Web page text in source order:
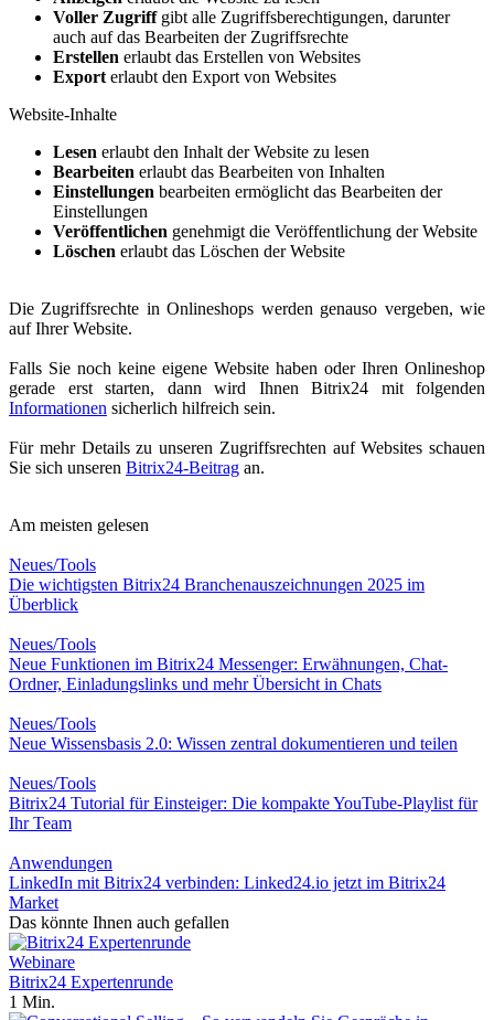
Voller Zugriffgibt alle Zugriffsberechtigungen, darunter
auch auf das Bearbeiten der Zugriffsrechte
Erstellen erlaubt das Erstellen von Websites
Exporterlaubt den Export von Websites
Website-Inhalte
Lesen erlaubt den Inhalt der Website zu lesen
Bearbeiten erlaubt das Bearbeiten von Inhalten
Einstellungen bearbeiten ermöglicht das Bearbeiten der
Einstellungen
Veröffentlichen genehmigt die Veröffentlichung der Website
Löschen erlaubt das Löschen der Website
Die Zugriffsrechte in Onlineshops werden genauso vergeben, wie
auf Ihrer Website.
Falls Sie noch keine eigene Website haben oder Ihren Onlineshop
gerade erst starten, dann wird Ihnen Bitrix24 mit folgenden
Informationen sicherlich hilfreich sein.
Für mehr Details zu unseren Zugriffsrechten auf Websites schauen
Sie sich unseren Bitrix24-Beitrag an.
Am meisten gelesen
Neues/Tools
Die wichtigsten Bitrix24 Branchenauszeichnungen 2025 im
Überblick
Neues/Tools
Neue Funktionen im Bitrix24 Messenger: Erwähnungen, Chat-
Ordner, Einladungslinks und mehr Übersicht in Chats
Neues/Tools
Neue Wissensbasis 2.0: Wissen zentral dokumentieren und teilen
Neues/Tools
Bitrix24 Tutorial für Einsteiger: Die kompakte YouTube-Playlist für
Ihr Team
Anwendungen
LinkedIn mit Bitrix24 verbinden: Linked24.io jetzt im Bitrix24
Market
Das könnte Ihnen auch gefallen
Webinare
Bitrix24 Expertenrunde
1 Min.